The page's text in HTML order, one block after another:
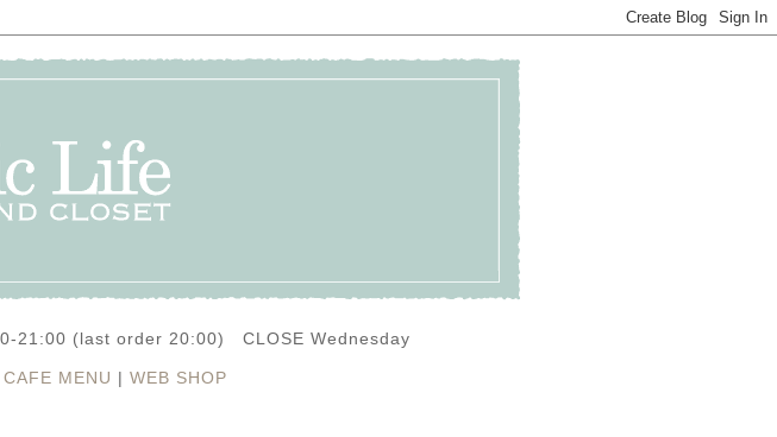
21:00 (last order 20:00) CLOSE Wednesday
CAFE MENU | WEB SHOP